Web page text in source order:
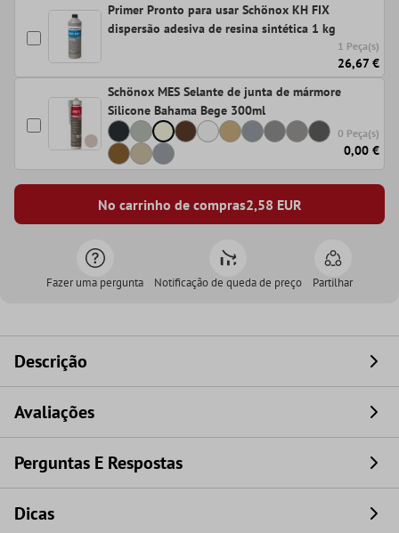
Primer Pronto para usar Schönox KH FIX
dispersão adesiva de resina sintética 1 kg
1 Peça(s)
26,67 €
Schönox MES Selante de junta de mármore
Silicone Bahama Bege 300ml
0 Peça(s)
0,00 €
No carrinho de compras2,58 EUR
Fazer uma pergunta Notificação de queda de preço Partilhar
Descrição
Avaliações
Perguntas E Respostas
Dicas